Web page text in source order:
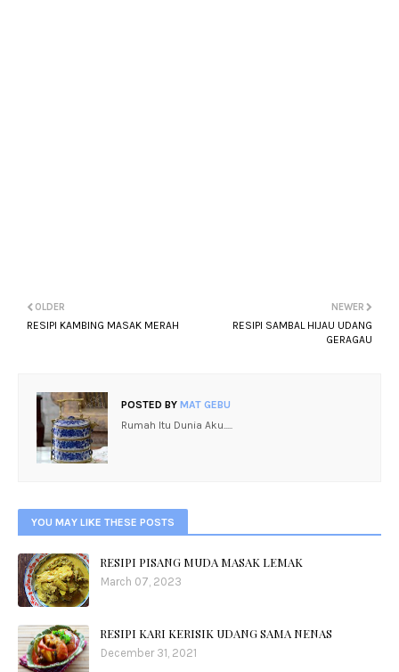
NEWER
RESIPI SAMBAL HIJAU UDANG
GERAGAU
OLDER
RESIPI KAMBING MASAK MERAH
POSTED BY MAT GEBU
Rumah Itu Dunia Aku.....
YOU MAY LIKE THESE POSTS
RESIPI PISANG MUDA MASAK LEMAK
March 07, 2023
RESIPI KARI KERISIK UDANG SAMA NENAS
December 31, 2021